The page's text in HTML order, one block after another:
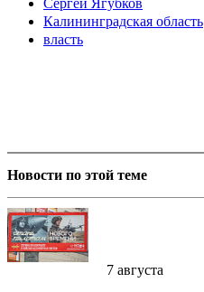
Калининградская область
власть
Новости по этой теме
7 августа